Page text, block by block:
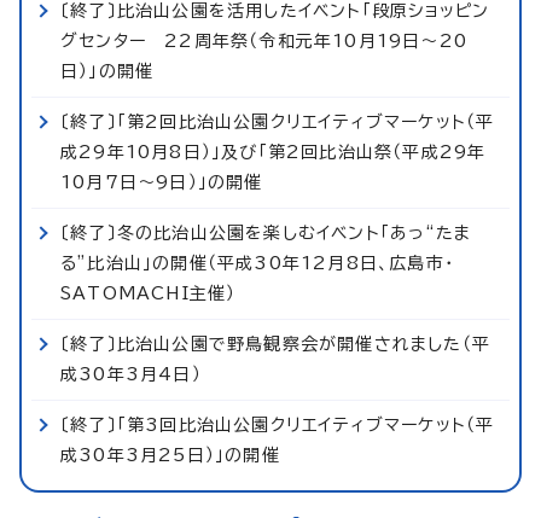
〔終了〕比治山公園を活用したイベント「段原ショッピン
グセンター 22周年祭（令和元年10月19日～20
日）」の開催
〔終了〕「第2回比治山公園クリエイティブマーケット（平
成29年10月8日）」及び「第2回比治山祭（平成29年
10月7日～9日）」の開催
〔終了〕冬の比治山公園を楽しむイベント「あっ“たま
る”比治山」の開催（平成30年12月8日、広島市・
SATOMACHI主催）
〔終了〕比治山公園で野鳥観察会が開催されました（平
成30年3月4日）
〔終了〕「第3回比治山公園クリエイティブマーケット（平
成30年3月25日）」の開催